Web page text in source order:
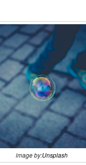
image by:Unsplash